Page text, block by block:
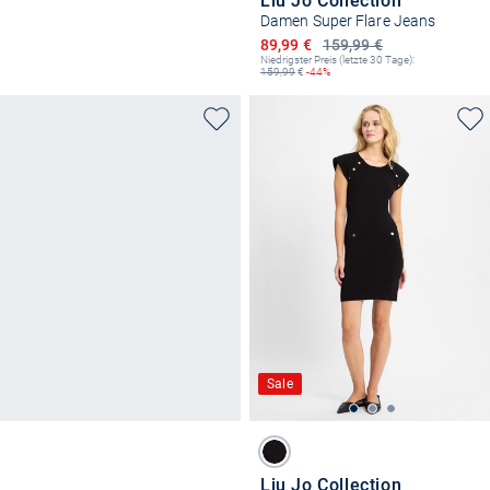
Damen Super Flare Jeans
159,99 €
Ermäßigter Preis
89,99 €
Niedrigster Preis (letzte 30 Tage):
159,99€ -44%
Sale
Liu Jo Collection